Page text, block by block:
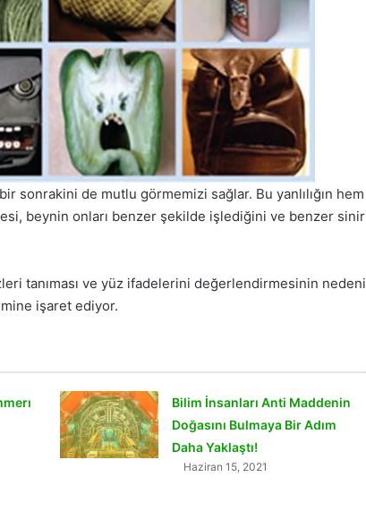
sonrakini de mutlu görmemizi sağlar. Bu yanlılığın hem
beynin onları benzer şekilde işlediğini ve benzer sinir
tanıması ve yüz ifadelerini değerlendirmesinin nedeni
işaret ediyor.
Bilim İnsanları Anti Maddenin
Doğasını Bulmaya Bir Adım
Daha Yaklaştı!
Haziran 15, 2021